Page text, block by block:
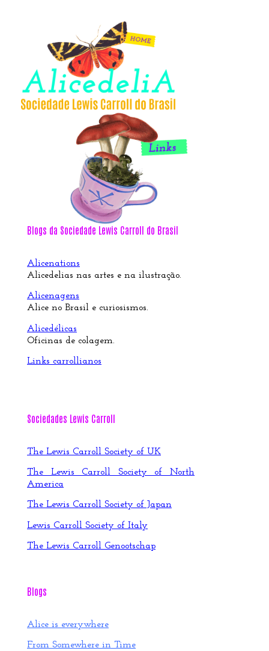
Blogs da Sociedade Lewis Carroll do Brasil
Alicenations
Alicedelias nas artes e na ilustração.
Alicenagens
Alice no Brasil e curiosismos.
Alicedélicas
Oficinas de colagem.
Links carrollianos
Sociedades Lewis Carroll
The Lewis Carroll Society of UK
The Lewis Carroll Society of North
America
The Lewis Carroll Society of Japan
Lewis Carroll Society of Italy
The Lewis Carroll Genootschap
Blogs
Alice is everywhere
From Somewhere in Time